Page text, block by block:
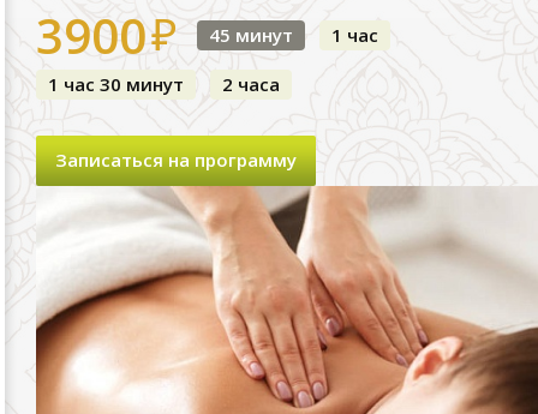
КОНТАКТЫ
3900₽ 45 минут 1 час
1 час 30 минут 2 часа
Записаться на программу